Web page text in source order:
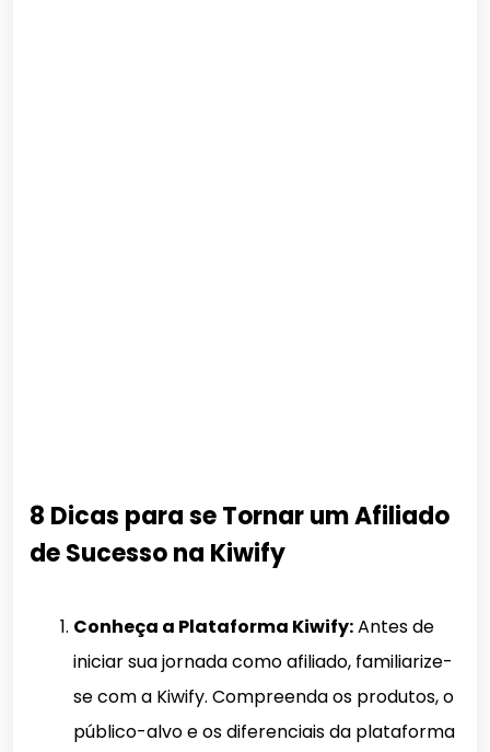
8 Dicas para se Tornar um Afiliado
de Sucesso na Kiwify
Conheça a Plataforma Kiwify:Antes de
iniciar sua jornada como afiliado, familiarize-
se com a Kiwify. Compreenda os produtos, o
público-alvo e os diferenciais da plataforma